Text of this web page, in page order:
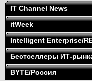
IT Channel News
itWeek
Intelligent Enterprise/
Бестселлеры ИТ-
BYTE/Россия